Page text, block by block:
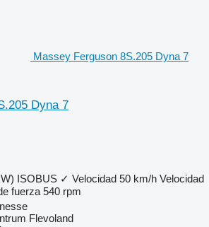
Massey Ferguson 8S.205 Dyna 7
Dyna 7
ISOBUS ✓ Velocidad 50 km/h Velocidad
fuerza 540 rpm
Flevoland